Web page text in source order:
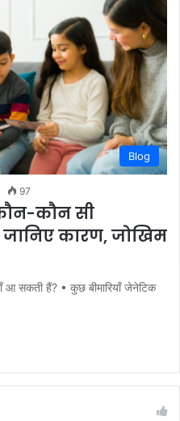
Blog
97
कौन सी
कारण, जोखिम
आ सकती हैं? • कुछ बीमारियाँ जेनेटिक